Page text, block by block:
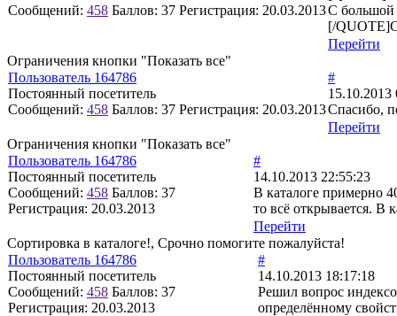
Сообщений: 458 Баллов: 37 Регистрация: 20.03.2013С большой
[/
Перейти
Ограничения кнопки "Показать все"
Пользователь 164786
Постоянный посетитель
Сообщений: 458 Баллов: 37 Регистрация: 20.03.2013
#
15.10.2013
Спасибо,
Перейти
Ограничения кнопки "Показать все"
Пользователь 164786
Постоянный посетитель
Сообщений: 458 Баллов: 37
Регистрация: 20.03.2013
#
14.10.2013 22:55:23
В каталоге примерно
то всё открывается. В
Перейти
Сортировка в каталоге!, Срочно помогите пожалуйста!
Пользователь 164786
Постоянный посетитель
Сообщений: 458 Баллов: 37
Регистрация: 20.03.2013
#
14.10.2013 18:17:18
Решил вопрос
определённому